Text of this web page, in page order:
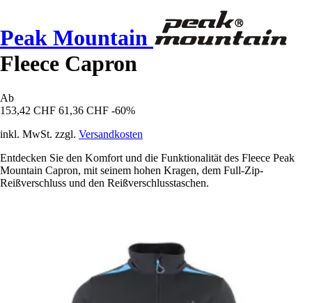
Peak Mountain
Fleece Capron
Ab
153,42 CHF 61,36 CHF -60%
inkl. MwSt. zzgl. Versandkosten
Entdecken Sie den Komfort und die Funktionalität des Fleece Peak
Mountain Capron, mit seinem hohen Kragen, dem Full-Zip-
Reißverschluss und den Reißverschlusstaschen.